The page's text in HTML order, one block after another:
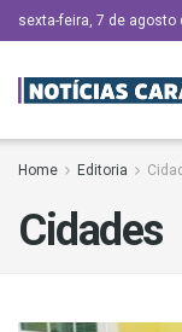
sexta-feira, 7 de agosto
Home Editoria
Cidades